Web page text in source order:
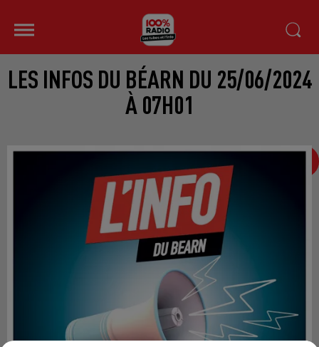
LES INFOS DU BÉARN DU 25/06/2024
À 07H01